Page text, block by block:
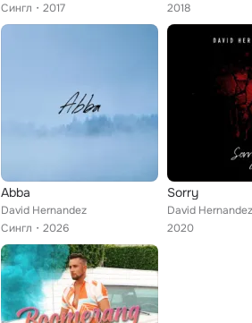
Сингл
2017
2018
Abba
David Hernandez
Сингл
2026
Sorry
David Hernandez
2020